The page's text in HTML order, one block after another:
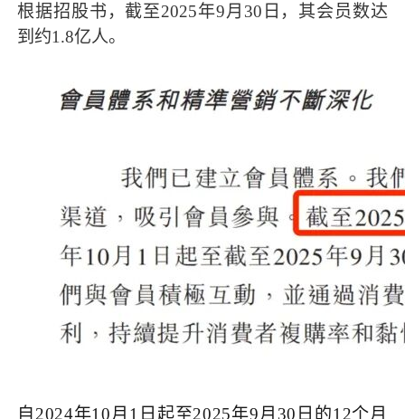
根据招股书，截至2025年9月30日，其会员数达
到约1.8亿人。
自2024年10月1日起至2025年9月30日的12个月